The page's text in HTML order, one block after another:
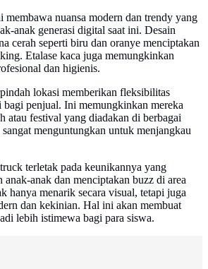
nuansa modern dan trendy yang
anak generasi digital saat ini. Desain
cerah seperti biru dan oranye menciptakan
Etalase kaca juga memungkinkan
dan higienis.
lokasi memberikan fleksibilitas
penjual. Ini memungkinkan mereka
atau festival yang diadakan di berbagai
menguntungkan untuk menjangkau
terletak pada keunikannya yang
anak-anak dan menciptakan buzz di area
hanya menarik secara visual, tetapi juga
dan kekinian. Hal ini akan membuat
lebih istimewa bagi para siswa.